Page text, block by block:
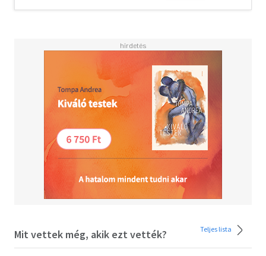
time she’s twenty, her voice is getting noticed, and she has
things.<BR><BR>Also getting noticed is The Six, a band
led by the brooding Billy Dunne. On the eve of their first
tour, his girlfriend Camila finds out she’s pregnant, and
with the pressure of impending fatherhood and fame,
Billy goes a little wild on the road.<BR><BR>Daisy and
Billy cross paths when a producer realizes that the key to
supercharged success is to put the two together. What
happens next will become the stuff of legend.<BR>
<BR>The making of that legend is chronicled in this
riveting and unforgettable novel, written as an oral
history of one of the biggest bands of the seventies.
work to a new level with Daisy Jones & The Six, brilliantly
capturing a place and time in an utterly distinctive voice.
Mit vettek még, akik ezt vették? Teljes lista